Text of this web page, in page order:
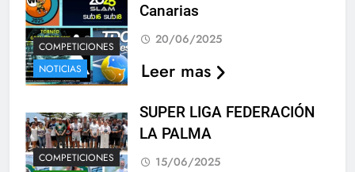
COMPETICIONES
NOTICIAS
Canarias
20/06/2025
Leer mas
COMPETICIONES
SUPER LIGA FEDERACIÓN
LA PALMA
15/06/2025